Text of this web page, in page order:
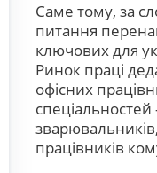
Саме тому, за
питання
ключових для
Ринок праці
офісних
спеціальностей
працівників